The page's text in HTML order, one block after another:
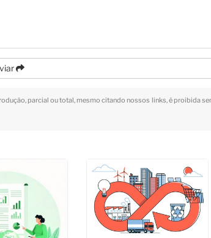
parcial ou total, mesmo citando nossos links, é proibida